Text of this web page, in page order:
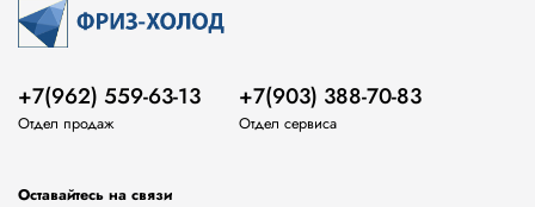
+7(962) 559-63-13
Отдел продаж
+7(903) 388-70-83
Отдел сервиса
Оставайтесь на связи